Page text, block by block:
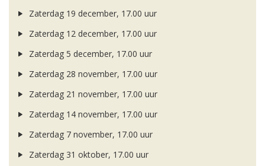
Zaterdag 19 december, 17.00 uur
Zaterdag 12 december, 17.00 uur
Zaterdag 5 december, 17.00 uur
Zaterdag 28 november, 17.00 uur
Zaterdag 21 november, 17.00 uur
Zaterdag 14 november, 17.00 uur
Zaterdag 7 november, 17.00 uur
Zaterdag 31 oktober, 17.00 uur